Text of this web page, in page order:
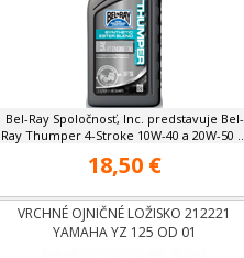
Bel-Ray Spoločnosť, Inc. predstavuje Bel-
Ray Thumper 4-Stroke 10W-40 a 20W-50 ...
18,50 €
VRCHNÉ OJNIČNÉ LOŽISKO 212221
YAMAHA YZ 125 OD 01